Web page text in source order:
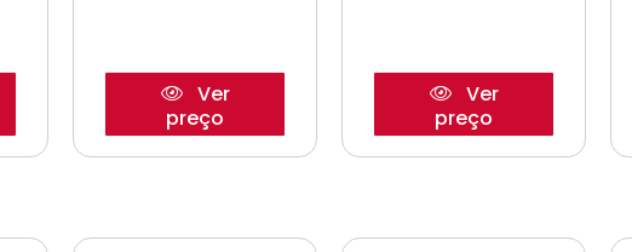
Ver
preço
Ver
preço